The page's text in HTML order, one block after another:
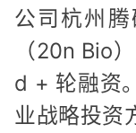
公司杭州
（20n Bio
d + 轮融资
业战略投资